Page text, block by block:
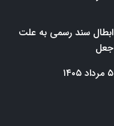
ابطال سند رسمی به علت
جعل
۵ مرداد ۱۴۰۵